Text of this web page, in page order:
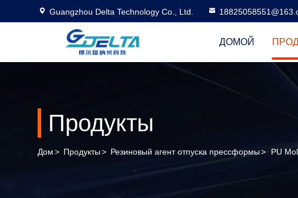
Guangzhou Delta Technology Co., Ltd.
ДОМОЙ
Продукты
Дом> Продукты> Резиновый агент отпуска прессформы> PU